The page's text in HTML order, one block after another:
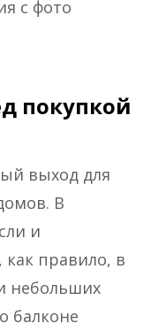
с фото
покупкой
выход для
В
и
как правило, в
небольших
балконе